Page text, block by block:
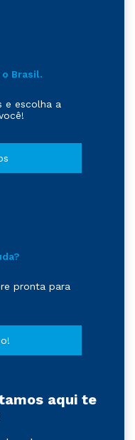
Brasil.
e escolha a
pronta para
aqui te